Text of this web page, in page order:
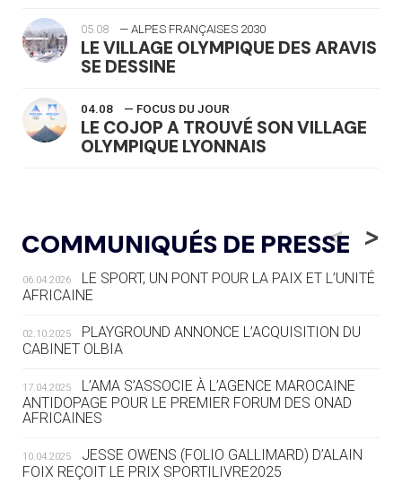
05.08 — ALPES FRANÇAISES 2030
LE VILLAGE OLYMPIQUE DES ARAVIS
SE DESSINE
04.08 — FOCUS DU JOUR
LE COJOP A TROUVÉ SON VILLAGE
OLYMPIQUE LYONNAIS
« L'ALLEMAGNE PEUT DÉMONTRER
COMMENT ORGANISER DES JO
RESPONSABLES »
04.08
LA FIE LANCE LES GRANDES
MANŒUVRES EN VUE DES JO
04.08 — DAKAR 2026
DES FRESQUES CÉLÈBRENT LES JOJ
03.08 —
« PARIS 2024 M'A INSPIRÉ POUR
COMMUNIQUÉS DE PRESSE
<
06.04.2026
LE SPORT, UN PONT POUR LA PAIX ET L’UNITÉ
AFRICAINE
02.10.2025
PLAYGROUND ANNONCE L’ACQUISITION DU
CABINET OLBIA
17.04.2025
L’AMA S’ASSOCIE À L’AGENCE MAROCAINE
ANTIDOPAGE POUR LE PREMIER FORUM DES ONAD
AFRICAINES
10.04.2025
JESSE OWENS (FOLIO GALLIMARD) D’ALAIN
FOIX REÇOIT LE PRIX SPORTILIVRE2025
>